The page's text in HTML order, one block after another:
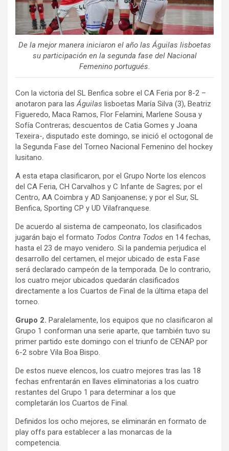
De la mejor manera iniciaron el año las Águilas lisboetas
su participación en la segunda fase del Nacional
Femenino portugués.
Con la victoria del SL Benfica sobre el CA Feria por 8-2 –
anotaron para las Águilas lisboetas María Silva (3), Beatriz
Figueredo, Maca Ramos, Flor Felamini, Marlene Sousa y
Sofía Contreras; descuentos de Catia Gomes y Joana
Texeira-, disputado este domingo, se inició el octogonal de
la Segunda Fase del Torneo Nacional Femenino del hockey
lusitano.
A esta etapa clasificaron, por el Grupo Norte los elencos
del CA Feria, CH Carvalhos y C Infante de Sagres; por el
Centro, AA Coimbra y AD Sanjoanense; y por el Sur, SL
Benfica, Sporting CP y UD Vilafranquese.
De acuerdo al sistema de campeonato, los clasificados
jugarán bajo el formato Todos Contra Todos en 14 fechas,
hasta el 23 de mayo venidero. Si la pandemia perjudica el
desarrollo del certamen, el mejor ubicado de esta Fase
será declarado campeón de la temporada. De lo contrario,
los cuatro mejor ubicados quedarán clasificados
directamente a los Cuartos de Final de la última etapa del
torneo.
Grupo 2. Paralelamente, los equipos que no clasificaron al
Grupo 1 conforman una serie aparte, que también tuvo su
primer partido este domingo con el triunfo de CENAP por
6-2 sobre Vila Boa Bispo.
De estos nueve elencos, los cuatro mejores tras las 18
fechas enfrentarán en llaves eliminatorias a los cuatro
restantes del Grupo 1 para determinar a los que
completarán los Cuartos de Final.
Definidos los ocho mejores, se eliminarán en formato de
play offs para establecer a las monarcas de la
competencia.